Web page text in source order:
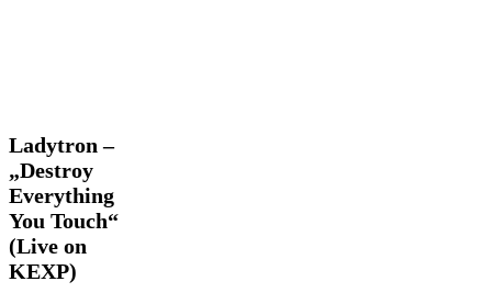
Ladytron
„Destroy
Everything
You
Touch“
(Live
on
Ladytron –
„Destroy
Everything
You Touch“
(Live on
KEXP)